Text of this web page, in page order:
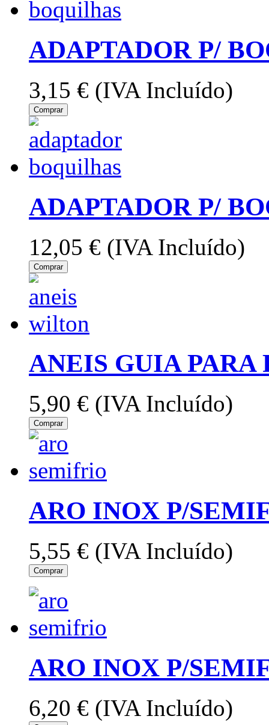
ADAPTADOR P/
3,15 € (IVA Incluído)
Comprar
ADAPTADOR P/
12,05 € (IVA Incluído)
Comprar
ANEIS GUIA PARA
5,90 € (IVA Incluído)
Comprar
ARO INOX P/
5,55 € (IVA Incluído)
Comprar
ARO INOX P/
6,20 € (IVA Incluído)